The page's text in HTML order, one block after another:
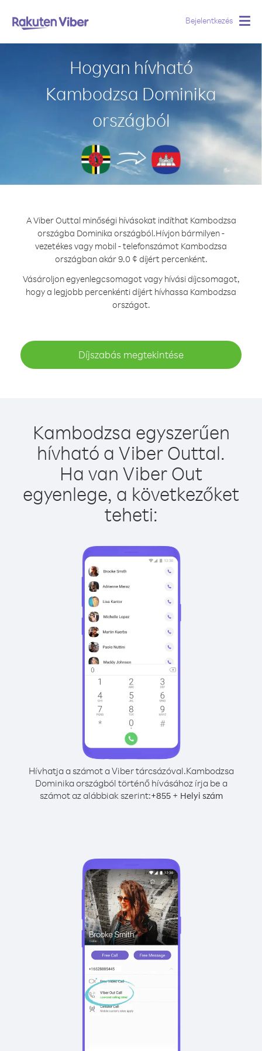
Bejelentkezés
Hogyan hívható
Kambodzsa Dominika
országból
A Viber Outtal minőségi hívásokat indíthat Kambodzsa
országba Dominika országból.Hívjon bármilyen -
vezetékes vagy mobil - telefonszámot Kambodzsa
országban akár 9.0 ¢ díjért percenként.
Vásároljon egyenlegcsomagot vagy hívási díjcsomagot,
hogy a legjobb percenkénti díjért hívhassa Kambodzsa
országot.
Díjszabás megtekintése
Kambodzsa egyszerűen
hívható a Viber Outtal.
Ha van Viber Out
egyenlege, a következőket
teheti:
Hívhatja a számot a Viber tárcsázóval.Kambodzsa
Dominika országból történő hívásához írja be a
számot az alábbiak szerint:+855+ Helyi szám